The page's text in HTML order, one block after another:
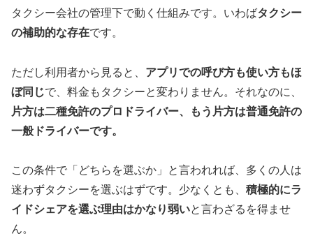
タクシー会社の管理下で動く仕組みです。いわばタクシー
の補助的な存在です。
ただし利用者から見ると、 アプリでの呼び方も使い方もほ
ぼ同じで、料金もタクシーと変わりません。それなのに、
片方は二種免許のプロドライバー、もう片方は普通免許の
一般ドライバーです。
この条件で「どちらを選ぶか」と言われれば、多くの人は
迷わずタクシーを選ぶはずです。少なくとも、 積極的にラ
イドシェアを選ぶ理由はかなり弱いと言わざるを得ませ
ん。